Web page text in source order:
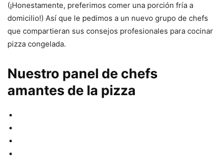
(¡Honestamente, preferimos comer una porción fría a
domicilio!) Así que le pedimos a un nuevo grupo de chefs
que compartieran sus consejos profesionales para cocinar
pizza congelada.
Nuestro panel de chefs
amantes de la pizza